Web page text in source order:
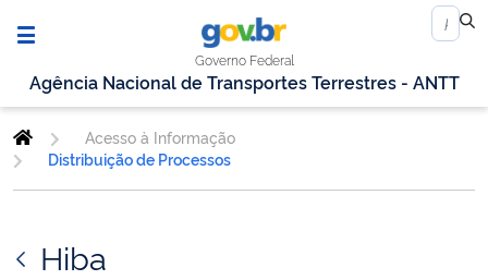
Governo Federal
Agência Nacional de Transportes Terrestres - ANTT
Acesso à Informação
Distribuição de Processos
Hiba